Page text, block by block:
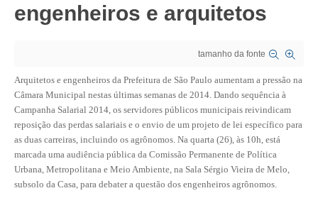
HISTÓRICO E ATUAÇÃO
CONSELHOS ASSESSORES
PERSONALIDADES DA TECNOLOGIA
engenheiros e arquitetos
tamanho da fonte
Arquitetos e engenheiros da Prefeitura de São Paulo aumentam a pressão na
Câmara Municipal nestas últimas semanas de 2014. Dando sequência à
Campanha Salarial 2014, os servidores públicos municipais reivindicam
reposição das perdas salariais e o envio de um projeto de lei específico para
as duas carreiras, incluindo os agrônomos. Na quarta (26), às 10h, está
marcada uma audiência pública da Comissão Permanente de Política
Urbana, Metropolitana e Meio Ambiente, na Sala Sérgio Vieira de Melo,
subsolo da Casa, para debater a questão dos engenheiros agrônomos.